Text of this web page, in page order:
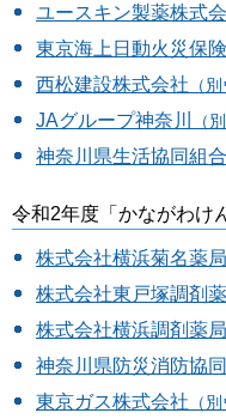
ユースキン製薬株式
東京海上日動火災保
西松建設株式会社 （
JAグループ神奈川 （
神奈川県生活協同組
令和2年度「かながわけ
株式会社横浜菊名薬局
株式会社東戸塚調剤
株式会社横浜調剤薬局
神奈川県防災消防協
東京ガス株式会社 （